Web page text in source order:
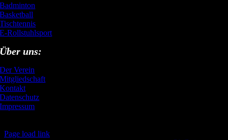
Badminton
Basketball
Tischtennis
E-Rollstuhlsport
Über uns:
Der Verein
Mitgliedschaft
Kontakt
Datenschutz
Impressum
Page load link